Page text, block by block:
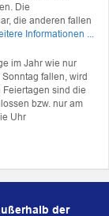
Die
die anderen fallen
Informationen ...
im Jahr wie nur
fallen, wird
sind die
bzw. nur am
Uhr
der